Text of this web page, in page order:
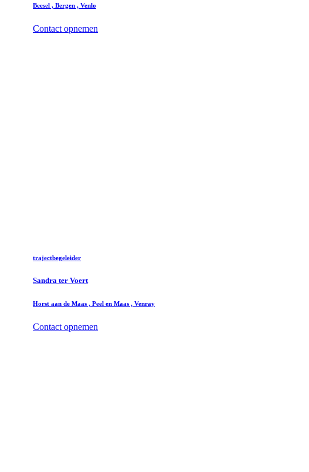
Beesel , Bergen , Venlo
Contact opnemen
trajectbegeleider
Sandra ter Voert
Horst aan de Maas , Peel en Maas , Venray
Contact opnemen